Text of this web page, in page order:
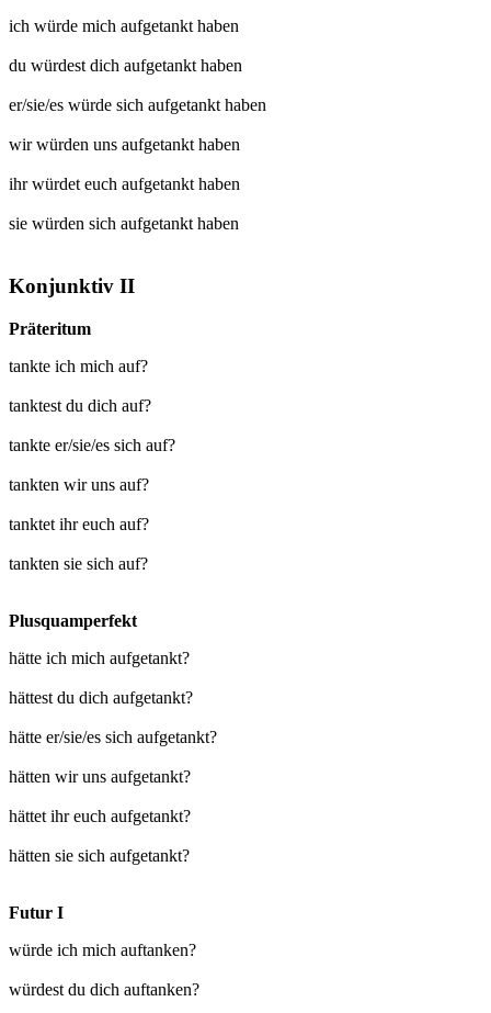
ich würde mich aufgetankthaben
du würdest dich aufgetankthaben
er/sie/es würde sich aufgetankthaben
wir würden uns aufgetankthaben
ihr würdet euch aufgetankthaben
sie würden sich aufgetankthaben
Konjunktiv II
Präteritum
tankte ich mich auf?
tanktest du dich auf?
tankte er/sie/es sich auf?
tankten wir uns auf?
tanktet ihr euch auf?
tankten sie sich auf?
Plusquamperfekt
hätte ich mich aufgetankt?
hättest du dich aufgetankt?
hätte er/sie/es sich aufgetankt?
hätten wir uns aufgetankt?
hättet ihr euch aufgetankt?
hätten sie sich aufgetankt?
Futur I
würde ich mich auftanken?
würdest du dich auftanken?